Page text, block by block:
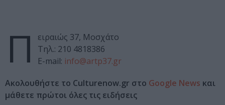
Π
ειραιώς 37, Μοσχάτο
Τηλ.: 210 4818386
E-mail: info@artp37.gr
Ακολουθήστε το Culturenow.gr στο Google News και
μάθετε πρώτοι όλες τις ειδήσεις